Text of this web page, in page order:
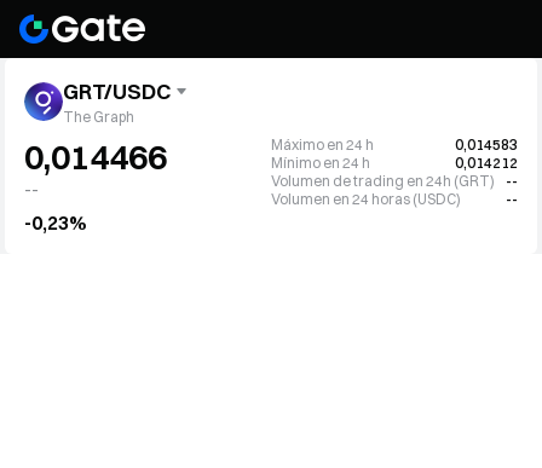
GRT/USDC
The Graph
0,014466
--
-0,23%
Máximo en 24 h
0,014583
Mínimo en 24 h
0,014212
Volumen de trading en 24h (GRT)
--
Volumen en 24 horas (USDC)
--